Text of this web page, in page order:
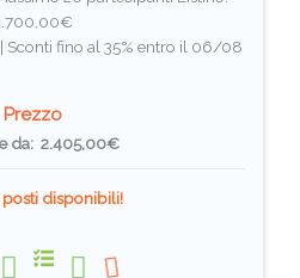
Sconti fino al 35% entro il 06/08
Prezzo
da: 2.405,00€
disponibili!